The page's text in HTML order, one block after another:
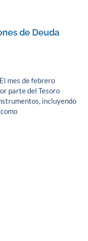
de Deuda
mes de febrero
parte del Tesoro
incluyendo